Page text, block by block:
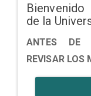
de la
ANTES DE
REVISAR LOS